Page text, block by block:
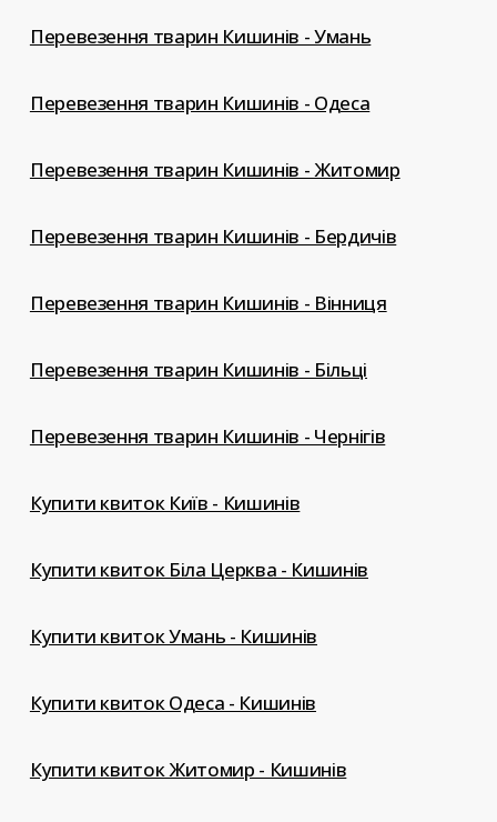
Перевезення тварин Кишинів - Умань
Перевезення тварин Кишинів - Одеса
Перевезення тварин Кишинів - Житомир
Перевезення тварин Кишинів - Бердичів
Перевезення тварин Кишинів - Вінниця
Перевезення тварин Кишинів - Більці
Перевезення тварин Кишинів - Чернігів
Купити квиток Київ - Кишинів
Купити квиток Біла Церква - Кишинів
Купити квиток Умань - Кишинів
Купити квиток Одеса - Кишинів
Купити квиток Житомир - Кишинів